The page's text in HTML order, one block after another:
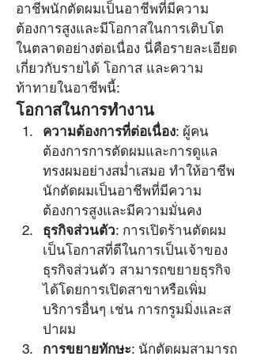
หัวกรวย ตัดผมชาย สอน
ตัดผมชาย
9 ก.ย. 2567
โอกาสในการทำงานในอาชีพนัก
ตัดผม รวมถึงรายได้และความ
ท้าทายต่างๆ
อาชีพนักตัดผมเป็นอาชีพที่มีความ
ต้องการสูงและมีโอกาสในการเติบโต
ในตลาดอย่างต่อเนื่อง นี่คือรายละเอียด
เกี่ยวกับรายได้ โอกาส และความ
ท้าทายในอาชีพนี้:
โอกาสในการทำงาน
ความต้องการที่ต่อเนื่อง: ผู้คน
ต้องการการตัดผมและการดูแล
ทรงผมอย่างสม่ำเสมอ ทำให้อาชีพ
นักตัดผมเป็นอาชีพที่มีความ
ต้องการสูงและมีความมั่นคง
ธุรกิจส่วนตัว: การเปิดร้านตัดผม
เป็นโอกาสที่ดีในการเป็นเจ้าของ
ธุรกิจส่วนตัว สามารถขยายธุรกิจ
ได้โดยการเปิดสาขาหรือเพิ่ม
บริการอื่นๆ เช่น การกรูมมิ่งและส
ปาผม
การขยายทักษะ: นักตัดผมสามารถ